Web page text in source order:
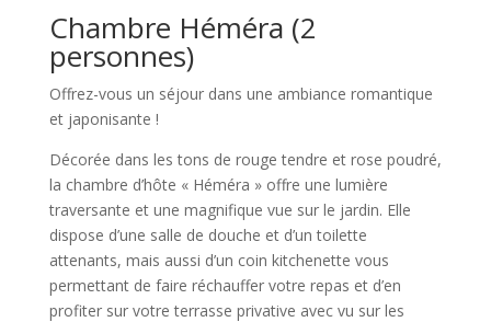
Chambre Héméra (2
personnes)
Offrez-vous un séjour dans une ambiance romantique
et japonisante !
Décorée dans les tons de rouge tendre et rose poudré,
la chambre d’hôte « Héméra » offre une lumière
traversante et une magnifique vue sur le jardin. Elle
dispose d’une salle de douche et d’un toilette
attenants, mais aussi d’un coin kitchenette vous
permettant de faire réchauffer votre repas et d’en
profiter sur votre terrasse privative avec vu sur les